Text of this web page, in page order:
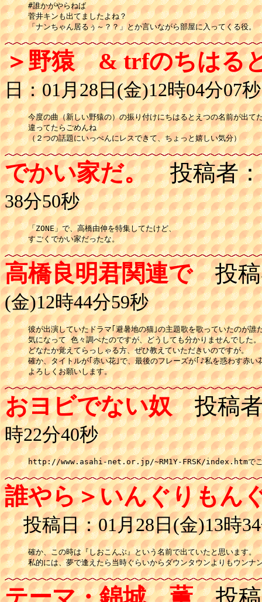
#誰かがやらねば
菅井キンも出てましたよね？
「ナンちゃん居るぅ～？？」とか言いながら部屋に入ってくる役。
＞野猿 & trfのちはる
日：01月28日(金)12時04分07秒
今度の曲（新しい野猿の）の振り付けにちはるとえつの名前が出て
違ってたらごめんね
（２つの話題にいっぺんにレスできて、ちょっと嬉しい気分）
でかい家だ。投稿者：
38分50秒
「ZONE」で、高橋由伸を特集してたけど、
高橋良明君関連で投稿
(金)12時44分59秒
彼が出演していたドラマ｢避暑地の猫｣の主題歌を歌っていたのが誰
気になって 色々調べたのですが、どうしても分かりませんでした。
どなたか覚えてらっしゃる方、ぜひ教えていただきいのですが。
確か、タイトルが｢赤い花｣で、最後のフレーズが｢♪私を惑わす赤い
よろしくお願いします。
おヨビでない奴投稿
時22分40秒
http://www.asahi-net.or.jp/~RM1Y-FRSK/index.htmでご
誰やら＞いんぐりもん
投稿日：01月28日(金)13時
確か、この時は『しおこんぶ』という名前で出ていたと思います。
私的には、夢で逢えたら当時ぐらいからダウンタウンよりもウンナ